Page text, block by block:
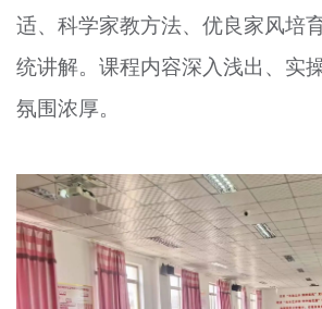
适、科学家教方法、优良家风培
统讲解。课程内容深入浅出、实
氛围浓厚。